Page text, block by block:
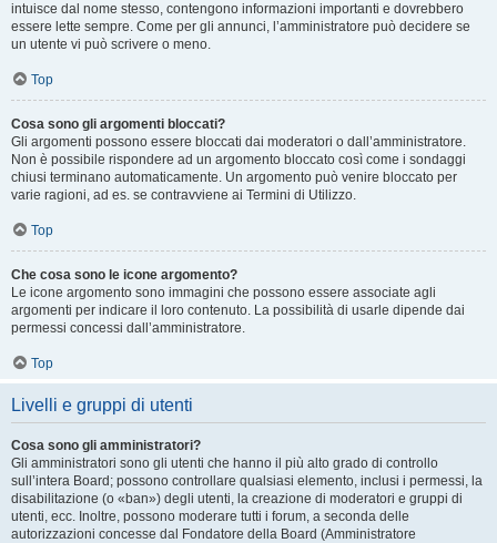
intuisce dal nome stesso, contengono informazioni importanti e dovrebbero
essere lette sempre. Come per gli annunci, l’amministratore può decidere se
un utente vi può scrivere o meno.
Top
Cosa sono gli argomenti bloccati?
Gli argomenti possono essere bloccati dai moderatori o dall’amministratore.
Non è possibile rispondere ad un argomento bloccato così come i sondaggi
chiusi terminano automaticamente. Un argomento può venire bloccato per
varie ragioni, ad es. se contravviene ai Termini di Utilizzo.
Top
Che cosa sono le icone argomento?
Le icone argomento sono immagini che possono essere associate agli
argomenti per indicare il loro contenuto. La possibilità di usarle dipende dai
permessi concessi dall’amministratore.
Top
Livelli e gruppi di utenti
Cosa sono gli amministratori?
Gli amministratori sono gli utenti che hanno il più alto grado di controllo
sull’intera Board; possono controllare qualsiasi elemento, inclusi i permessi, la
disabilitazione (o «ban») degli utenti, la creazione di moderatori e gruppi di
utenti, ecc. Inoltre, possono moderare tutti i forum, a seconda delle
autorizzazioni concesse dal Fondatore della Board (Amministratore